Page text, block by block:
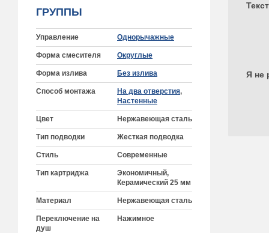
ГРУППЫ
Управление Однорычажные
Форма смесителя Округлые
Форма излива Без излива
Способ монтажа На два отверстия,
Настенные
Цвет Нержавеющая сталь
Тип подводки Жесткая подводка
Стиль Современные
Тип картриджа
Экономичный,
Керамический 25 мм
Материал Нержавеющая сталь
Переключение на
душ
Нажимное
Я не